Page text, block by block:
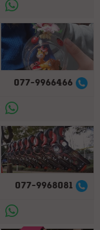
077-9966466
077-9968081